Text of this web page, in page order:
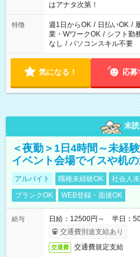
はアナタ次第！
特徴 週1日からOK / 日払いOK /
業・WワークOK / シフト勤
なし / パソコンスキル不要
気になる！ 応募
未読
＜夜勤＞1日4時間～未経
イベント会場でイスや机
アルバイト 職種未経験OK 社会人
ブランクOK
WEB登録・面接OK
給与
日給：12500円～ 半日：
交通費別途支給あり
交通費 交通費規定支給